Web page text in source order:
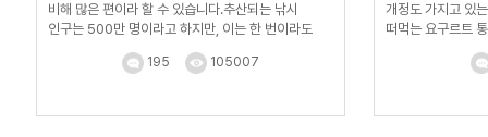
비해 많은 편이라 할 수 있습니다.추산되는 낚시
인구는 500만 명이라고 하지만, 이는 한 번이라도
195 105007
개정도 가지고 있
떠먹는 요구르트